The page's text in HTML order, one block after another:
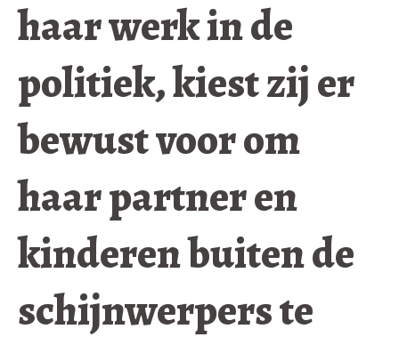
haar werk in de
politiek, kiest zij er
bewust voor om
haar partner en
kinderen buiten de
schijnwerpers te